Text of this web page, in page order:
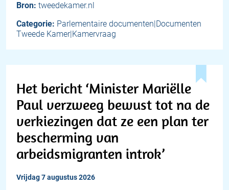
Bron: tweedekamer.nl
Categorie: Parlementaire documenten|Documenten
Tweede Kamer|Kamervraag
Het bericht ‘Minister Mariëlle
Paul verzweeg bewust tot na de
verkiezingen dat ze een plan ter
bescherming van
arbeidsmigranten introk’
vrijdag 7 augustus 2026